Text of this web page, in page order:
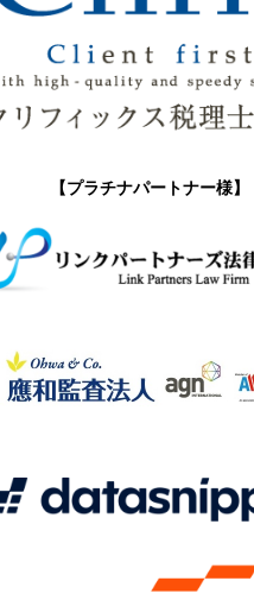
【プラチナパートナー様】